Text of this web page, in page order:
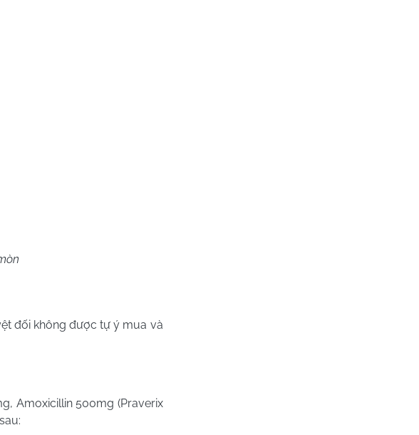
đối không được tự ý mua và
Amoxicillin 500mg (Praverix